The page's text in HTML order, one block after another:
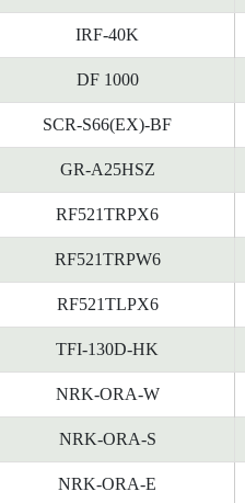
IRF-40K
DF 1000
SCR-S66(EX)-BF
GR-A25HSZ
RF521TRPX6
RF521TRPW6
RF521TLPX6
TFI-130D-HK
NRK-ORA-W
NRK-ORA-S
NRK-ORA-E